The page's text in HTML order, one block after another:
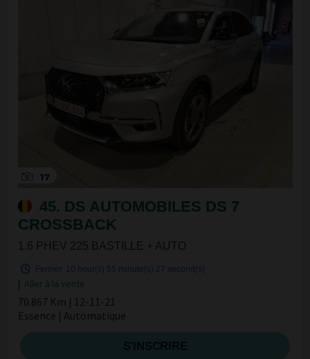
17
45. DS AUTOMOBILES DS 7
CROSSBACK
1.6 PHEV 225 BASTILLE + AUTO
Fermer 10 hour(s) 55 minute(s) 27 second(s)
| Aller à la vente
70.867 Km | 12-11-21
Essence | Automatique